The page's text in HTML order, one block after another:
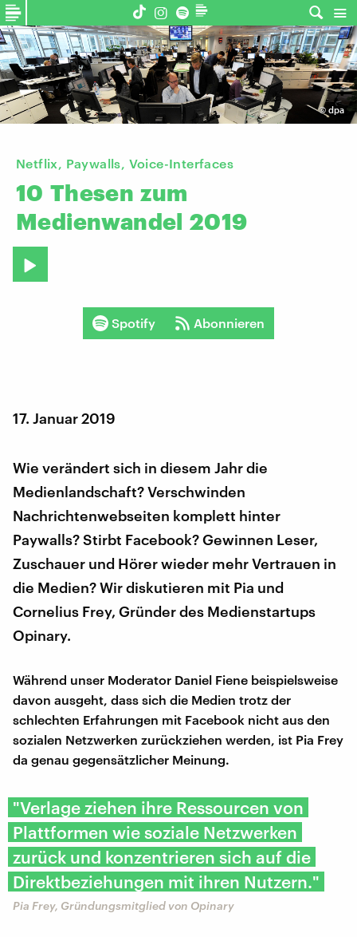
© dpa
Netflix, Paywalls, Voice-Interfaces
10 Thesen zum
Medienwandel 2019
Spotify Abonnieren
17. Januar 2019
Wie verändert sich in diesem Jahr die
Medienlandschaft? Verschwinden
Nachrichtenwebseiten komplett hinter
Paywalls? Stirbt Facebook? Gewinnen Leser,
Zuschauer und Hörer wieder mehr Vertrauen in
die Medien? Wir diskutieren mit Pia und
Cornelius Frey, Gründer des Medienstartups
Opinary.
Während unser Moderator Daniel Fiene beispielsweise
davon ausgeht, dass sich die Medien trotz der
schlechten Erfahrungen mit Facebook nicht aus den
sozialen Netzwerken zurückziehen werden, ist Pia Frey
da genau gegensätzlicher Meinung.
"Verlage ziehen ihre Ressourcen von
Plattformen wie soziale Netzwerken
zurück und konzentrieren sich auf die
Direktbeziehungen mit ihren Nutzern."
Pia Frey, Gründungsmitglied von Opinary